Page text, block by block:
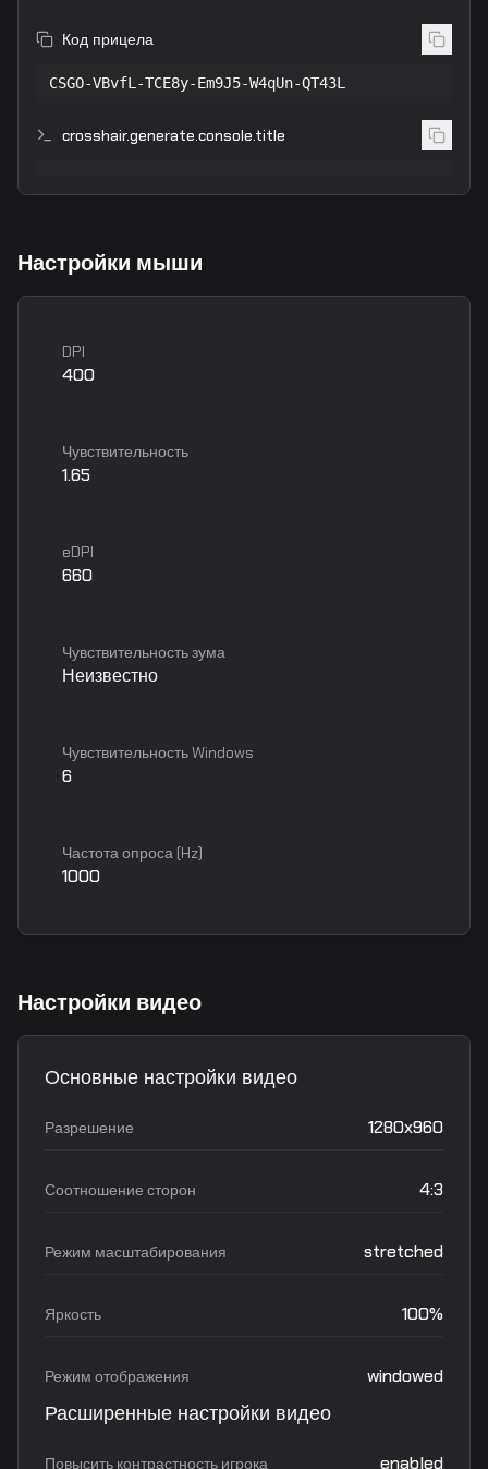
Код прицела
CSGO-VBvfL-TCE8y-Em9J5-W4qUn-QT43L
crosshair.generate.console.title
Настройки мыши
DPI
400
Чувствительность
1.65
eDPI
660
Чувствительность зума
Неизвестно
Чувствительность Windows
6
Частота опроса (Hz)
1000
Настройки видео
Основные настройки видео
Разрешение 1280x960
Соотношение сторон 4:3
Режим масштабирования stretched
Яркость 100%
Режим отображения windowed
Расширенные настройки видео
Повысить контрастность игрока enabled